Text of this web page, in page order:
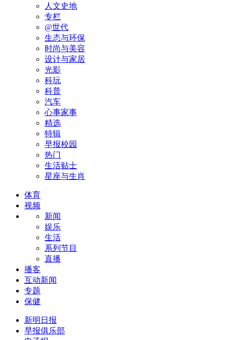
人文史地
专栏
@世代
生态与环保
时尚与美容
设计与家居
光影
科玩
科普
汽车
心事家事
精选
特辑
早报校园
热门
生活贴士
星座与生肖
体育
视频
新闻
娱乐
生活
系列节目
直播
播客
互动新闻
专题
保健
新明日报
早报俱乐部